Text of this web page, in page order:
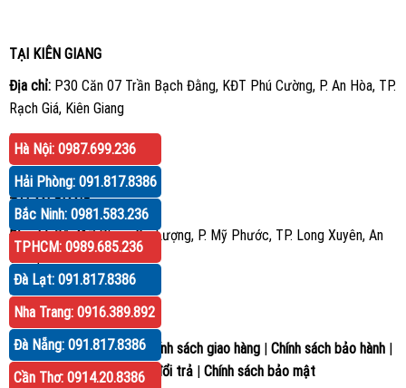
TẠI KIÊN GIANG
Địa chỉ:P30 Căn 07 Trần Bạch Đằng, KĐT Phú Cường, P. An Hòa, TP.
Rạch Giá, Kiên Giang
Hotline: 0914.20.8386
TẠI AN GIANG
Địa chỉ:Số 417 Phạm Cự Lượng, P. Mỹ Phước, TP. Long Xuyên, An
Giang
Hotline: 0914.20.8386
Hướng dẫn mua hàng|Chính sách giao hàng | Chính sách bảo hành |
Chính sách đổi trả| Chính sách bảo mật
Hà Nội: 0987.699.236
Hải Phòng: 091.817.8386
Bắc Ninh: 0981.583.236
TPHCM: 0989.685.236
Đà Lạt: 091.817.8386
Nha Trang: 0916.389.892
Đà Nẵng: 091.817.8386
Cần Thơ: 0914.20.8386